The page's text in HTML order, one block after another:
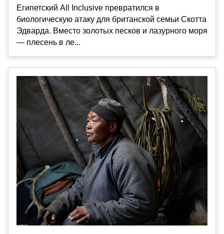
Египетский All Inclusive превратился в
биологическую атаку для британской семьи Скотта
Эдварда. Вместо золотых песков и лазурного моря
— плесень в ле...